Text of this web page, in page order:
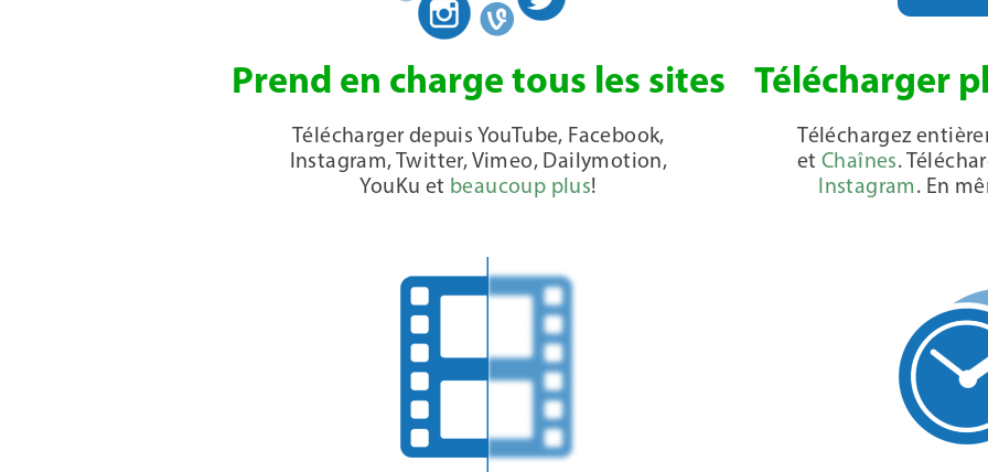
Prend en charge tous les sites
Télécharger depuis YouTube, Facebook,
Instagram, Twitter, Vimeo, Dailymotion,
YouKu et beaucoup plus!
Télécharger
Téléchargez
et Chaînes.
Instagram . En